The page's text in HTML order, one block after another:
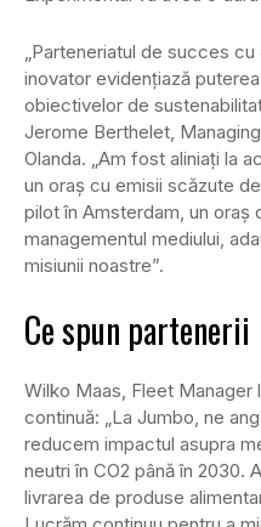
„Parteneriatul de succes
inovator evidențiază
obiectivelor de
Jerome Berthelet,
Olanda. „Am fost aliniați la
un oraș cu emisii scăzute
pilot în Amsterdam, un
managementul mediului,
misiunii noastre”.
Ce spun partenerii
Wilko Maas, Fleet Manager
continuă: „La Jumbo, ne
reducem impactul asupra
neutri în CO2 până în 2030.
livrarea de produse